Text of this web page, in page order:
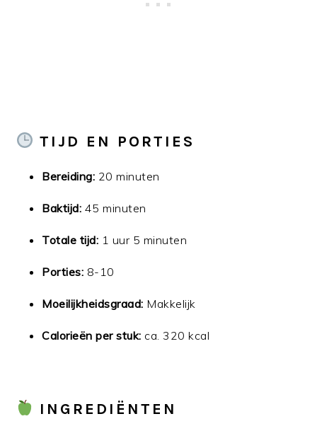
TIJD EN PORTIES
Bereiding: 20 minuten
Baktijd: 45 minuten
Totale tijd: 1 uur 5 minuten
Porties: 8-10
Moeilijkheidsgraad: Makkelijk
Calorieën per stuk: ca. 320 kcal
INGREDIËNTEN